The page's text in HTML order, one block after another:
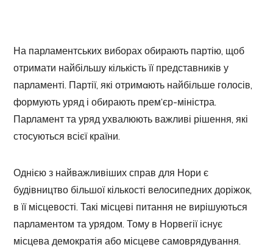
На парламентських виборах обирають партію, щоб
отримати найбільшу кількість її представників у
парламенті. Партії, які отримaють найбільше голосів,
формують уряд і обирають прем’єр-міністра.
Парламент та уряд ухвалюють важливі рішення, які
стосуються всієї країни.
Однією з найважливіших справ для Нори є
будівництво більшої кількості велосипедних доріжок,
в її місцевості. Такі місцеві питання не вирішуються
парламентом та урядом. Тому в Норвегії існує
місцева демократія або місцеве самоврядування.